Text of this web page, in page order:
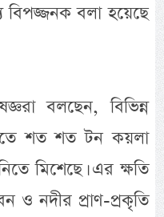
বলা হয়েছে
বলছেন, বিভিন্ন
শত শত টন কয়লা
মিশেছে। এর ক্ষতি
ও নদীর প্রাণ-প্রকৃতি